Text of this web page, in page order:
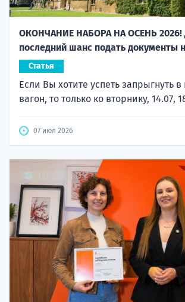
ОКОНЧАНИЕ НАБОРА НА ОСЕНЬ 2026!
последний шанс подать документы
Статья
Если Вы хотите успеть запрыгнуть
вагон, то только ко вторнику, 14.07,
07 июл 2026